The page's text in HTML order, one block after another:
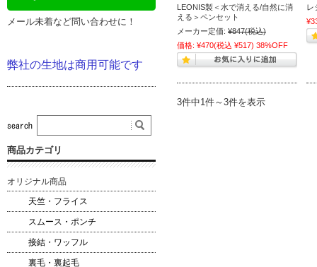
LEONIS製＜水で消える/自然に消
える＞ペンセット
メーカー定価: ¥847(税込)
価格: ¥470(税込 ¥517) 38%OFF
レ
3件中1件～3件を表示
メール未着など問い合わせに！
弊社の生地は商用可能です
商品カテゴリ
オリジナル商品
天竺・フライス
スムース・ポンチ
接結・ワッフル
裏毛・裏起毛